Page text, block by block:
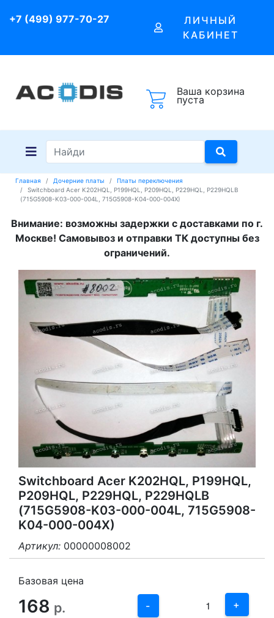
+7 (499) 977-70-27
ЛИЧНЫЙ
КАБИНЕТ
Ваша корзина
пуста
Главная Дочерние платы
Платы переключения
Switchboard Acer K202HQL, P199HQL, P209HQL, P229HQL, P229HQLB
(715G5908-K03-000-004L, 715G5908-K04-000-004X)
Внимание: возможны задержки с доставками по г.
Москве! Самовывоз и отправки ТК доступны без
ограничений.
Switchboard Acer K202HQL, P199HQL,
P209HQL, P229HQL, P229HQLB
(715G5908-K03-000-004L, 715G5908-
K04-000-004X)
Артикул: 00000008002
Базовая цена
168 р. -
3
1
+